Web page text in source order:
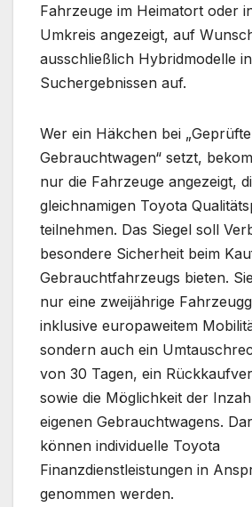
Fahrzeuge im Heimatort oder
Umkreis angezeigt, auf
ausschließlich Hybridmodelle
Suchergebnissen auf.
Wer ein Häkchen bei „Geprüfte
Gebrauchtwagen“ setzt,
nur die Fahrzeuge angezeigt,
gleichnamigen Toyota
teilnehmen. Das Siegel soll
besondere Sicherheit beim
Gebrauchtfahrzeugs bieten.
nur eine zweijährige
inklusive europaweitem
sondern auch ein
von 30 Tagen, ein
sowie die Möglichkeit der
eigenen Gebrauchtwagens.
können individuelle Toyota
Finanzdienstleistungen in
genommen werden.